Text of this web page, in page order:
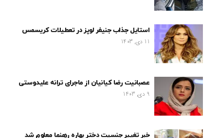
استایل جذاب جنیفر لوپز در تعطیلات کریسمس
11 دی, 1403
عصبانیت رضا کیانیان از ماجرای ترانه علیدوستی
9 دی, 1403
خبر تغییر جنسیت دختر بهاره رهنما معلوم شد